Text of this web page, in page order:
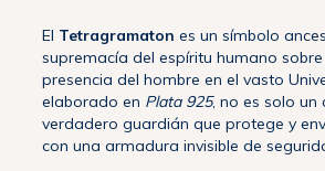
El Tetragramaton es un símbolo
supremacía del espíritu humano
presencia del hombre en el vasto
elaborado en Plata 925, no es solo un
verdadero guardián que protege y
con una armadura invisible de